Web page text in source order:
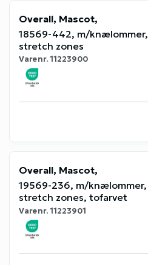
Overall, Mascot,
18569-442, m/knælommer,
stretch zones
Varenr.11223900
Overall, Mascot,
19569-236, m/knælommer,
stretch zones, tofarvet
Varenr.11223901